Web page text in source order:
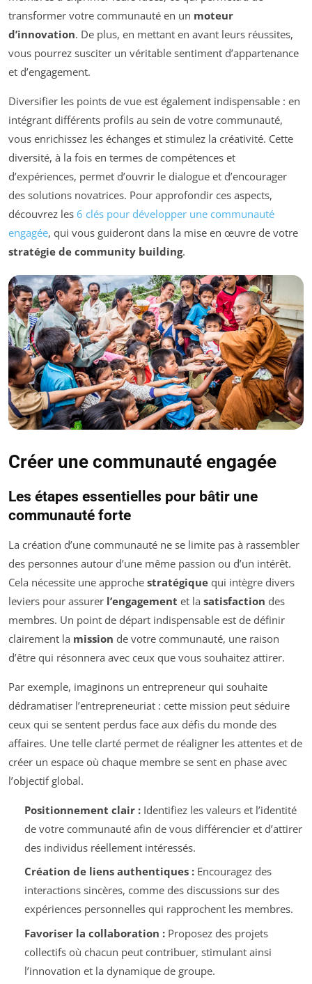
transformer votre communauté en un moteur
d’innovation. De plus, en mettant en avant leurs réussites,
vous pourrez susciter un véritable sentiment d’appartenance
et d’engagement.
Diversifier les points de vue est également indispensable : en
intégrant différents profils au sein de votre communauté,
vous enrichissez les échanges et stimulez la créativité. Cette
diversité, à la fois en termes de compétences et
d’expériences, permet d’ouvrir le dialogue et d’encourager
des solutions novatrices. Pour approfondir ces aspects,
découvrez les 6 clés pour développer une communauté
engagée, qui vous guideront dans la mise en œuvre de votre
stratégie de community building.
Créer une communauté engagée
Les étapes essentielles pour bâtir une
communauté forte
La création d’une communauté ne se limite pas à rassembler
des personnes autour d’une même passion ou d’un intérêt.
Cela nécessite une approche stratégique qui intègre divers
leviers pour assurer l’engagement et la satisfaction des
membres. Un point de départ indispensable est de définir
clairement la mission de votre communauté, une raison
d’être qui résonnera avec ceux que vous souhaitez attirer.
Par exemple, imaginons un entrepreneur qui souhaite
dédramatiser l’entrepreneuriat : cette mission peut séduire
ceux qui se sentent perdus face aux défis du monde des
affaires. Une telle clarté permet de réaligner les attentes et de
créer un espace où chaque membre se sent en phase avec
l’objectif global.
Positionnement clair :Identifiez les valeurs et l’identité
de votre communauté afin de vous différencier et d’attirer
des individus réellement intéressés.
Création de liens authentiques :Encouragez des
interactions sincères, comme des discussions sur des
expériences personnelles qui rapprochent les membres.
Favoriser la collaboration :Proposez des projets
collectifs où chacun peut contribuer, stimulant ainsi
l’innovation et la dynamique de groupe.